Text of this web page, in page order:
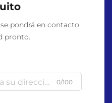
pondrá en contacto
pronto.
0/100